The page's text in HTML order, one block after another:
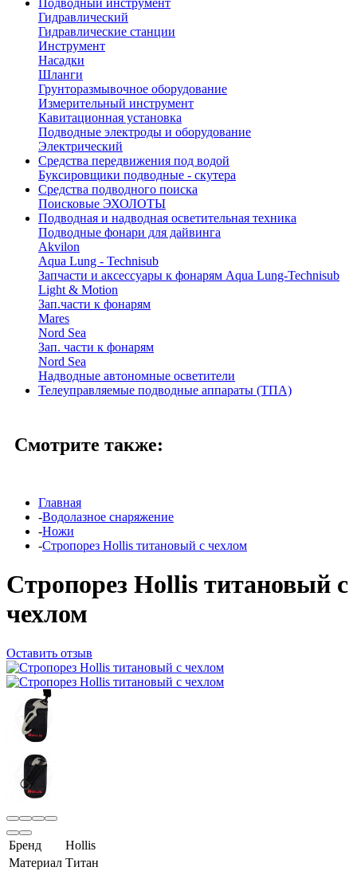
Подводный инструмент
Гидравлический
Гидравлические станции
Инструмент
Насадки
Шланги
Грунторазмывочное оборудование
Измерительный инструмент
Кавитационная установка
Подводные электроды и оборудование
Электрический
Средства передвижения под водой
Буксировщики подводные - скутера
Средства подводного поиска
Поисковые ЭХОЛОТЫ
Подводная и надводная осветительная техника
Подводные фонари для дайвинга
Akvilon
Aqua Lung - Technisub
Запчасти и аксессуары к фонарям Aqua Lung-Technisub
Light & Motion
Зап.части к фонарям
Mares
Nord Sea
Зап. части к фонарям
Nord Sea
Надводные автономные осветители
Телеуправляемые подводные аппараты (ТПА)
Смотрите также:
Главная
-Водолазное снаряжение
-Ножи
-Стропорез Hollis титановый с чехлом
Стропорез Hollis титановый с
чехлом
Оставить отзыв
Бренд
Hollis
Материал Титан